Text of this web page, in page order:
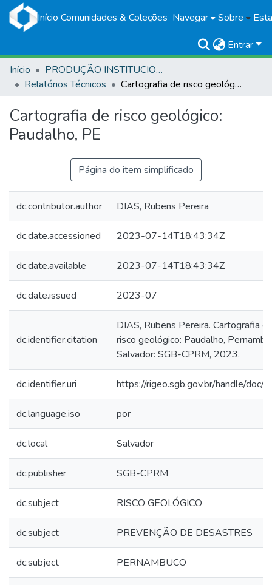
Início Comunidades & Coleções Navegar Sobre
Entrar
Início
PRODUÇÃO INSTITUCIONAL
Relatórios Técnicos
Cartografia de risco geológico: Paudalho, PE
Cartografia de risco geológico:
Paudalho, PE
Página do item simplificado
dc.contributor.author DIAS, Rubens Pereira
dc.date.accessioned 2023-07-14T18:43:34Z
dc.date.available 2023-07-14T18:43:34Z
dc.date.issued 2023-07
dc.identifier.citation
DIAS, Rubens Pereira. Cartografia
risco geológico: Paudalho,
Salvador: SGB-CPRM, 2023.
dc.identifier.uri https://rigeo.sgb.gov.br/handle/doc/
dc.language.iso por
dc.local Salvador
dc.publisher SGB-CPRM
dc.subject RISCO GEOLÓGICO
dc.subject PREVENÇÃO DE DESASTRES
dc.subject PERNAMBUCO